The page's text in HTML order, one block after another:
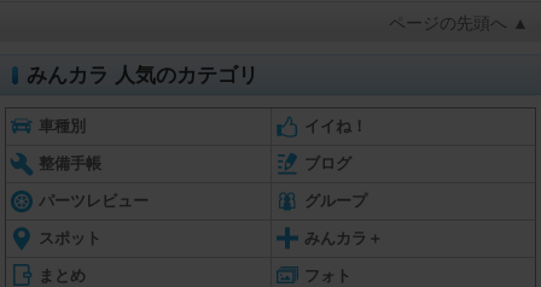
ページの先頭へ ▲
みんカラ 人気のカテゴリ
車種別 イイね！
整備手帳 ブログ
パーツレビュー グループ
スポット みんカラ＋
まとめ フォト